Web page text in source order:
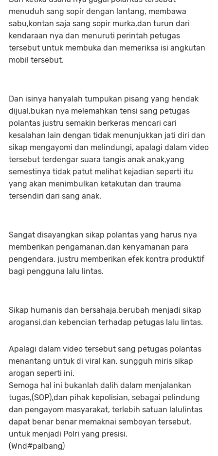
menuduh sang sopir dengan lantang, membawa
sabu,kontan saja sang sopir murka,dan turun dari
kendaraan nya dan menuruti perintah petugas
tersebut untuk membuka dan memeriksa isi angkutan
mobil tersebut.
Dan isinya hanyalah tumpukan pisang yang hendak
dijual,bukan nya melemahkan tensi sang petugas
polantas justru semakin berkeras mencari cari
kesalahan lain dengan tidak menunjukkan jati diri dan
sikap mengayomi dan melindungi, apalagi dalam video
tersebut terdengar suara tangis anak anak,yang
semestinya tidak patut melihat kejadian seperti itu
yang akan menimbulkan ketakutan dan trauma
tersendiri dari sang anak.
Sangat disayangkan sikap polantas yang harus nya
memberikan pengamanan,dan kenyamanan para
pengendara, justru memberikan efek kontra produktif
bagi pengguna lalu lintas.
Sikap humanis dan bersahaja,berubah menjadi sikap
arogansi,dan kebencian terhadap petugas lalu lintas.
Apalagi dalam video tersebut sang petugas polantas
menantang untuk di viral kan, sungguh miris sikap
arogan seperti ini.
Semoga hal ini bukanlah dalih dalam menjalankan
tugas,(SOP),dan pihak kepolisian, sebagai pelindung
dan pengayom masyarakat, terlebih satuan lalulintas
dapat benar benar memaknai semboyan tersebut,
untuk menjadi Polri yang presisi.
(Wnd#palbang)